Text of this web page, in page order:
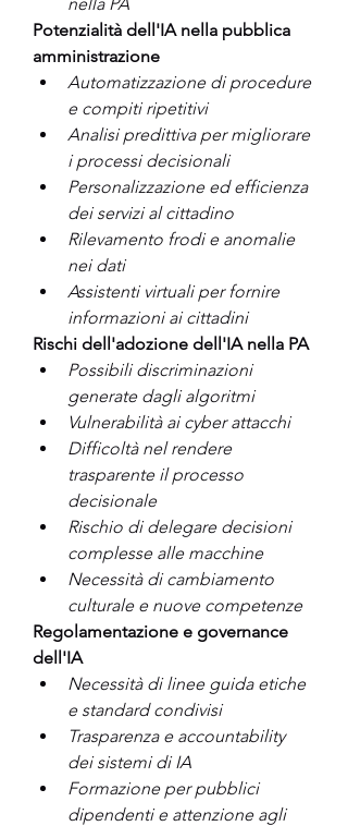
Potenzialità dell'IA nella pubblica
amministrazione
Automatizzazione di procedure
e compiti ripetitivi
Analisi predittiva per migliorare
i processi decisionali
Personalizzazione ed efficienza
dei servizi al cittadino
Rilevamento frodi e anomalie
nei dati
Assistenti virtuali per fornire
informazioni ai cittadini
Rischi dell'adozione dell'IA nella PA
Possibili discriminazioni
generate dagli algoritmi
Vulnerabilità ai cyber attacchi
Difficoltà nel rendere
trasparente il processo
decisionale
Rischio di delegare decisioni
complesse alle macchine
Necessità di cambiamento
culturale e nuove competenze
Regolamentazione e governance
dell'IA
Necessità di linee guida etiche
e standard condivisi
Trasparenza e accountability
dei sistemi di IA
Formazione per pubblici
dipendenti e attenzione agli